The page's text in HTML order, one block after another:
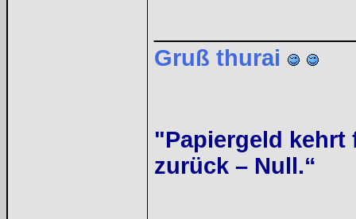
Gruß thurai
"Papiergeld kehrt
zurück – Null.“